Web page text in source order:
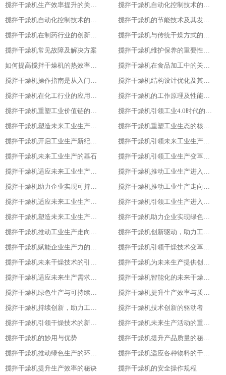
搅拌干燥机生产效率提升的关键因素
搅拌干燥机自动化控制技术的探索与实践
搅拌干燥机自动化控制技术的探索与实践
搅拌干燥机的节能技术及其发展趋势
搅拌干燥机在制药行业的创新应用
搅拌干燥机与传统干燥方式的比较与优势分析
搅拌干燥机常见故障及解决方案
搅拌干燥机维护保养的重要性及实施方法
如何提高搅拌干燥机的热效率与干燥效果
搅拌干燥机在食品加工中的关键作用
搅拌干燥机操作指南是从入门到精通
搅拌干燥机结构设计优化及其影响研究
搅拌干燥机在化工行业的应用及优势分析
搅拌干燥机的工作原理及性能特点详解
搅拌干燥机重塑工业价值链的重要一环
搅拌干燥机引领工业4.0时代的核心设备
搅拌干燥机塑造未来工业生产新格局的重要工具
搅拌干燥机重塑工业生态的核心力量
搅拌干燥机开启工业生产新纪元的关键
搅拌干燥机引领未来工业生产的先锋
搅拌干燥机未来工业生产的基石
搅拌干燥机引领工业生产变革的重要力量
搅拌干燥机适应未来工业生产需求的必备设备
搅拌干燥机推动工业生产进入高效、绿色、智能新时代
搅拌干燥机助力企业实现可持续发展目标
搅拌干燥机推动工业生产走向智能化、绿色化、高效化
搅拌干燥机适应未来工业生产需求的创新设备
搅拌干燥机引领工业生产进入新时代
搅拌干燥机塑造未来工业生产的新格局
搅拌干燥机助力企业实现绿色、智能、高效生产
搅拌干燥机推动工业生产走向智能化与可持续发展的关键
搅拌干燥机创新驱动，助力工业生产绿色转型
搅拌干燥机赋能企业生产力的关键设备
搅拌干燥机引领干燥技术变革的先锋
搅拌干燥机未来干燥技术的引领者
搅拌干燥机为未来生产提供创新解决方案
搅拌干燥机适应未来生产需求的关键设备
搅拌干燥机智能化的未来干燥解决方案
搅拌干燥机绿色生产与可持续发展的助力者
搅拌干燥机提升生产效率与质量的关键设备
搅拌干燥机持续创新，助力工业4.0
搅拌干燥机技术创新的驱动者
搅拌干燥机引领干燥技术的新潮流
搅拌干燥机未来生产活动的重要伙伴
搅拌干燥机的妙用与优势
搅拌干燥机提升产品质量的秘密武器
搅拌干燥机推动绿色生产的环保选择
搅拌干燥机适应各种物料的干燥利器
搅拌干燥机提升生产效率的秘诀
搅拌干燥机的安全操作规程